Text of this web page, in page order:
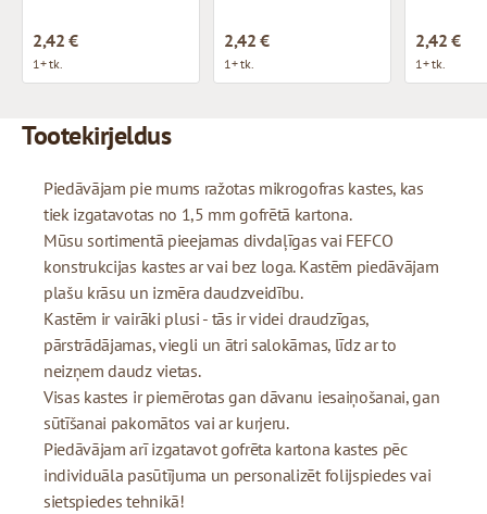
2,42 €
1+ tk.
2,42 €
1+ tk.
2,42 €
1+ tk.
Tootekirjeldus
Piedāvājam pie mums ražotas mikrogofras kastes, kas
tiek izgatavotas no 1,5 mm gofrētā kartona.
Mūsu sortimentā pieejamas divdaļīgas vai FEFCO
konstrukcijas kastes ar vai bez loga. Kastēm piedāvājam
plašu krāsu un izmēra daudzveidību.
Kastēm ir vairāki plusi - tās ir videi draudzīgas,
pārstrādājamas, viegli un ātri salokāmas, līdz ar to
neizņem daudz vietas.
Visas kastes ir piemērotas gan dāvanu iesaiņošanai, gan
sūtīšanai pakomātos vai ar kurjeru.
Piedāvājam arī izgatavot gofrēta kartona kastes pēc
individuāla pasūtījuma un personalizēt folijspiedes vai
sietspiedes tehnikā!